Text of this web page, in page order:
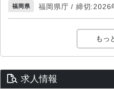
福岡県 福岡県庁 / 締切:2026
もっ
求人情報